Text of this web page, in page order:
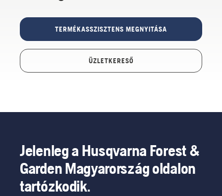
TERMÉKASSZISZTENS MEGNYITÁSA
ÜZLETKERESŐ
Jelenleg a Husqvarna Forest &
Garden Magyarország oldalon
tartózkodik.